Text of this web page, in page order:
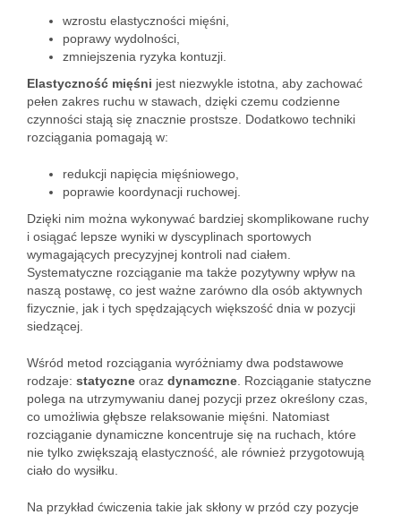
wzrostu elastyczności mięśni,
poprawy wydolności,
zmniejszenia ryzyka kontuzji.
Elastyczność mięśni jest niezwykle istotna, aby zachować
pełen zakres ruchu w stawach, dzięki czemu codzienne
czynności stają się znacznie prostsze. Dodatkowo techniki
rozciągania pomagają w:
redukcji napięcia mięśniowego,
poprawie koordynacji ruchowej.
Dzięki nim można wykonywać bardziej skomplikowane ruchy
i osiągać lepsze wyniki w dyscyplinach sportowych
wymagających precyzyjnej kontroli nad ciałem.
Systematyczne rozciąganie ma także pozytywny wpływ na
naszą postawę, co jest ważne zarówno dla osób aktywnych
fizycznie, jak i tych spędzających większość dnia w pozycji
siedzącej.
Wśród metod rozciągania wyróżniamy dwa podstawowe
rodzaje: statyczne oraz dynamczne . Rozciąganie statyczne
polega na utrzymywaniu danej pozycji przez określony czas,
co umożliwia głębsze relaksowanie mięśni. Natomiast
rozciąganie dynamiczne koncentruje się na ruchach, które
nie tylko zwiększają elastyczność, ale również przygotowują
ciało do wysiłku.
Na przykład ćwiczenia takie jak skłony w przód czy pozycje